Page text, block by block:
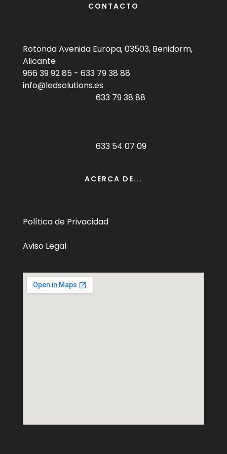
CONTACTO
Rotonda Avenida Europa, 03503, Benidorm,
Alicante
966 39 92 85 - 633 79 38 88
info@ledsolutions.es
633 79 38 88
633 54 07 09
ACERCA DE...
Política de Privacidad
Aviso Legal